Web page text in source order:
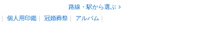
路線・駅から選ぶ
個人用印鑑 冠婚葬祭
アルバム